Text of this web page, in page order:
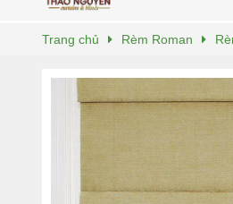
Trang chủ Rèm Roman